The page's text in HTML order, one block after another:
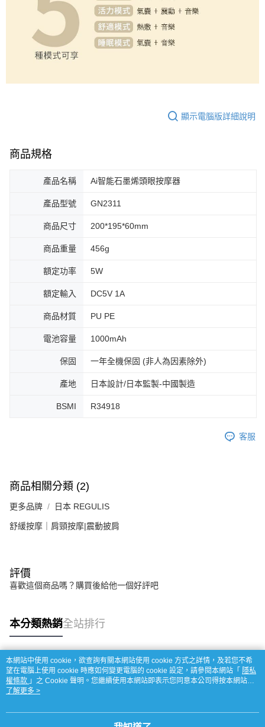
顯示電腦版詳細說明
商品規格
產品名稱 Ai智能石墨烯頭眼按摩器
產品型號 GN2311
商品尺寸 200*195*60mm
商品重量 456g
額定功率 5W
額定輸入 DC5V 1A
商品材質 PU PE
電池容量 1000mAh
保固 一年全機保固 (非人為因素除外)
產地 日本設計/日本監製-中國製造
BSMI R34918
客服
商品相關分類 (2)
更多品牌 日本 REGULIS
舒緩按摩｜肩頸按摩|震動披肩
評價
喜歡這個商品嗎？購買後給他一個好評吧
本分類熱銷全站排行
熱門標籤
本網站中使用 cookie，欲查詢有關本網站使用 cookie 方式之詳情，及若您不希
望在電腦上使用 cookie 時應如何變更電腦的 cookie 設定，請參閱本網站「 隱私
權條款 」之 Cookie 聲明。您繼續使用本網站即表示您同意本公司得按本網站使
用條款之 Cookie 聲明使用 cookie。
了解更多 >